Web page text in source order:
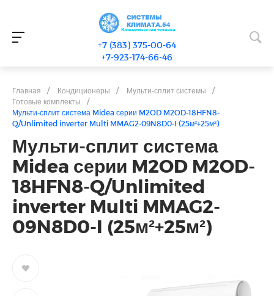
+7 (383) 375-00-64
+7-923-174-66-46
Главная / Кондиционеры / Мульти-сплит системы
/
Готовые комплекты
/
Мульти-сплит система Midea серии M2OD M2OD-18HFN8-
Q/Unlimited inverter Multi MMAG2-09N8D0-I (25м²+25м²)
Мульти-сплит система
Midea серии M2OD M2OD-
18HFN8-Q/Unlimited
inverter Multi MMAG2-
09N8D0-I (25м²+25м²)